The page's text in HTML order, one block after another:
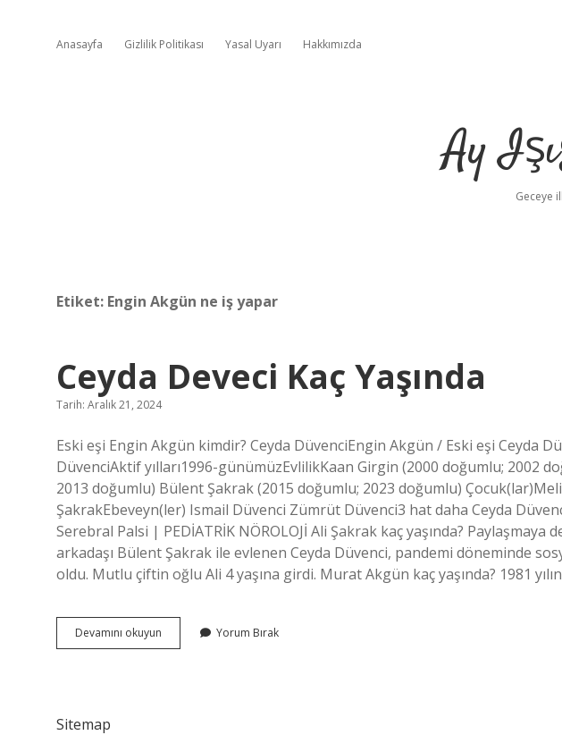
Anasayfa Gizlilik Politikası Yasal Uyarı Hakkımızda
Ay
Geceye
Etiket: Engin Akgün ne iş yapar
Ceyda Deveci Kaç Yaşında
Tarih: Aralık 21, 2024
Eski eşi Engin Akgün kimdir? Ceyda DüvenciEngin Akgün / Eski eşi Ceyda
DüvenciAktif yılları1996-günümüzEvlilikKaan Girgin (2000 doğumlu; 2002
2013 doğumlu) Bülent Şakrak (2015 doğumlu; 2023 doğumlu)
ŞakrakEbeveyn(ler) Ismail Düvenci Zümrüt Düvenci3 hat daha Ceyda
Serebral Palsi | PEDİATRİK NÖROLOJİ Ali Şakrak kaç yaşında? Paylaşmaya
arkadaşı Bülent Şakrak ile evlenen Ceyda Düvenci, pandemi döneminde
oldu. Mutlu çiftin oğlu Ali 4 yaşına girdi. Murat Akgün kaç yaşında? 1981
Devamını okuyun
Deveci
Yorum Bırak
Sitemap